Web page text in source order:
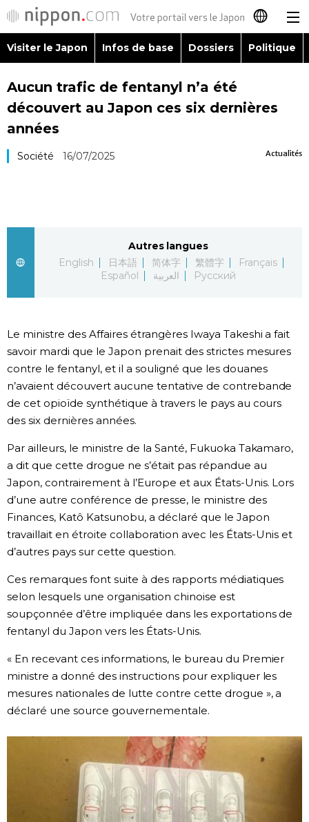
日本語
English
Русский
Visiter le Japon
Société
Culture
Gastronomie
Le japonais
En plus
Données
Personnages
Images
Visiter le Japon Infos de base Dossiers Politique
Aucun trafic de fentanyl n’a été
découvert au Japon ces six dernières
années
Actualités
Société 16/07/2025
Autres langues
English
日本語 简体字 繁體字
Français
Español
العربية Русский
Le ministre des Affaires étrangères Iwaya Takeshi a fait
savoir mardi que le Japon prenait des strictes mesures
contre le fentanyl, et il a souligné que les douanes
n’avaient découvert aucune tentative de contrebande
de cet opioïde synthétique à travers le pays au cours
des six dernières années.
Par ailleurs, le ministre de la Santé, Fukuoka Takamaro,
a dit que cette drogue ne s’était pas répandue au
Japon, contrairement à l’Europe et aux États-Unis. Lors
d’une autre conférence de presse, le ministre des
Finances, Katô Katsunobu, a déclaré que le Japon
travaillait en étroite collaboration avec les États-Unis et
d’autres pays sur cette question.
Ces remarques font suite à des rapports médiatiques
selon lesquels une organisation chinoise est
soupçonnée d’être impliquée dans les exportations de
fentanyl du Japon vers les États-Unis.
« En recevant ces informations, le bureau du Premier
ministre a donné des instructions pour expliquer les
mesures nationales de lutte contre cette drogue », a
déclaré une source gouvernementale.